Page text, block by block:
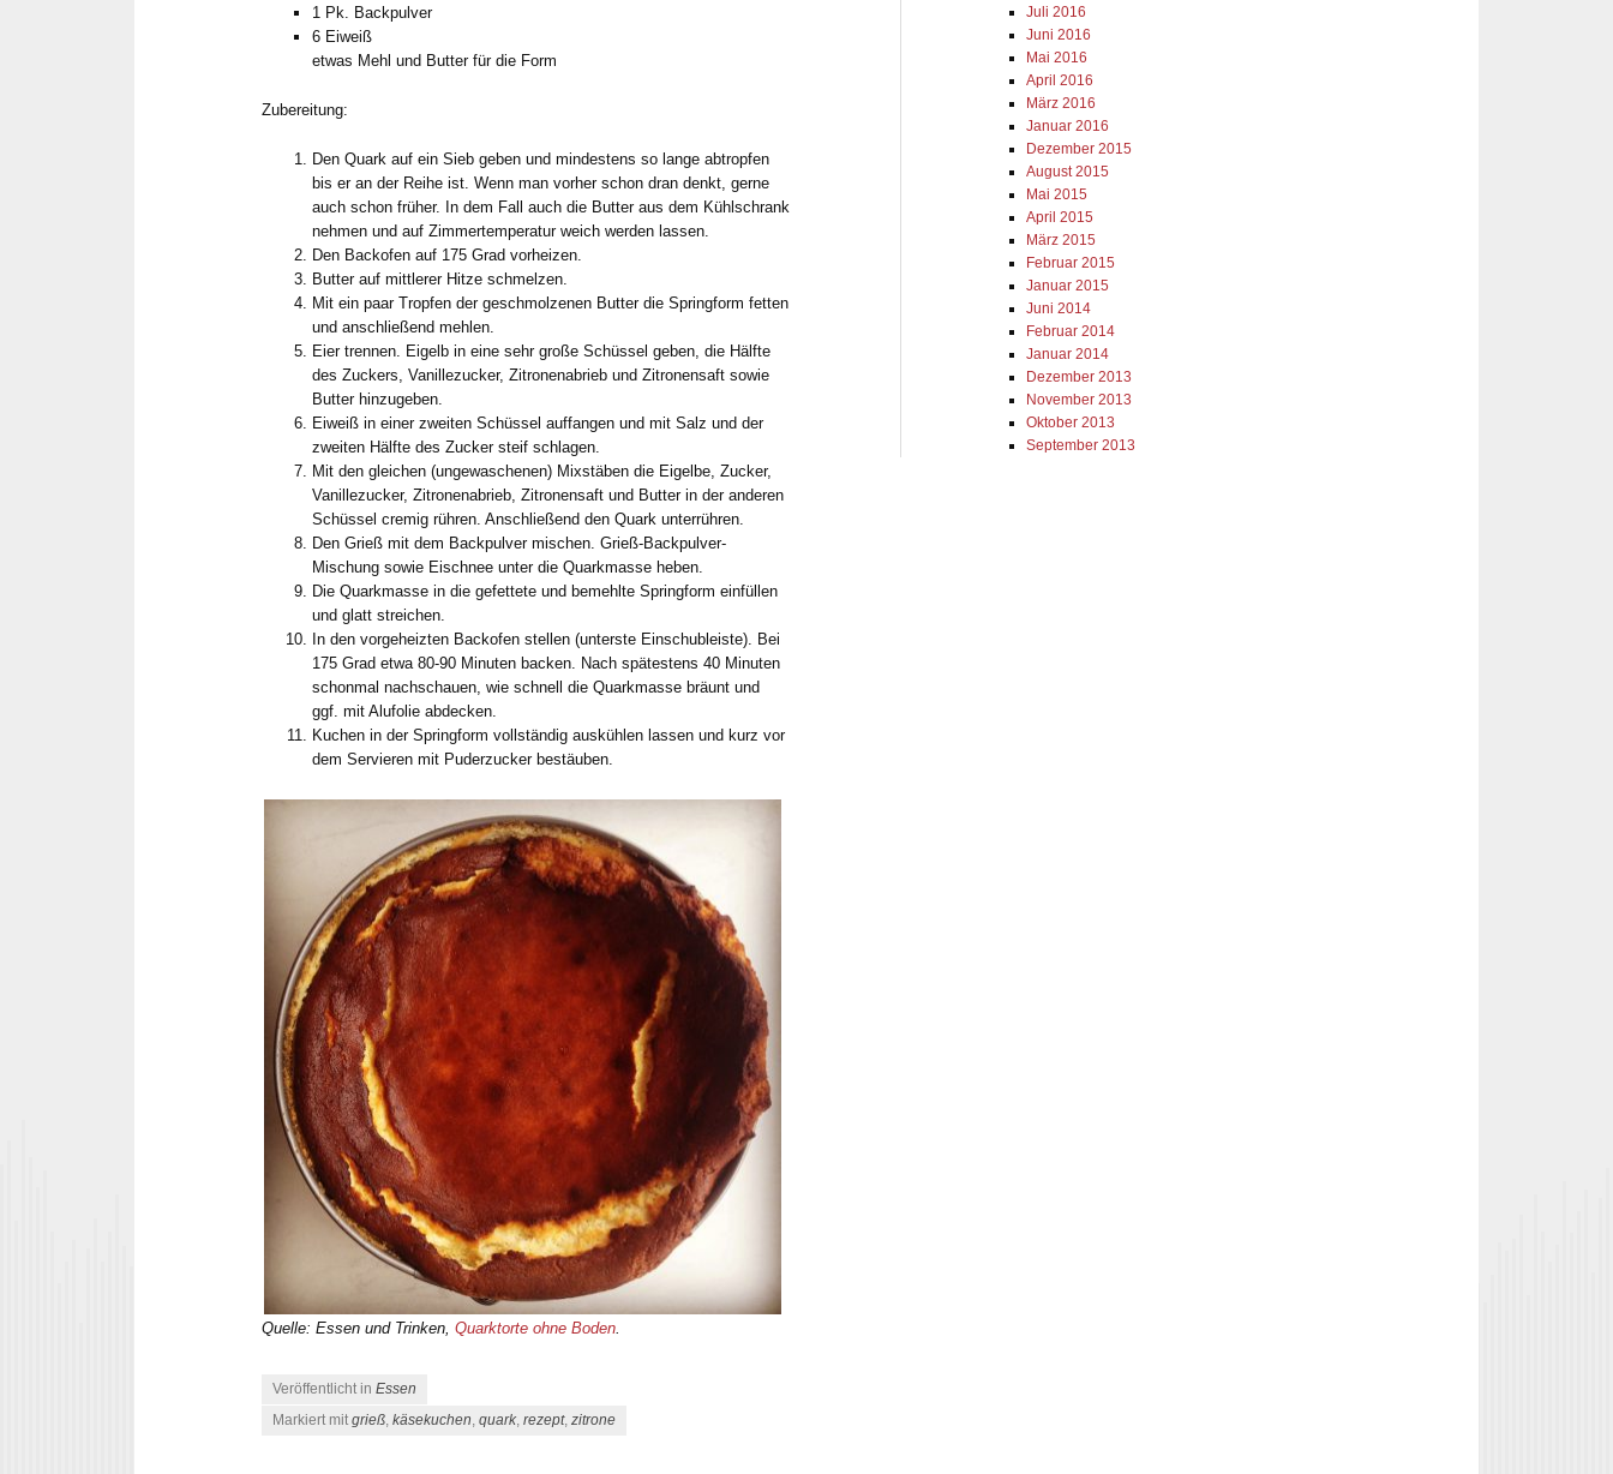
1 Pk. Backpulver
6 Eiweiß
etwas Mehl und Butter für die Form
Zubereitung:
Den Quark auf ein Sieb geben und mindestens so lange abtropfen
bis er an der Reihe ist. Wenn man vorher schon dran denkt, gerne
auch schon früher. In dem Fall auch die Butter aus dem Kühlschrank
nehmen und auf Zimmertemperatur weich werden lassen.
Den Backofen auf 175 Grad vorheizen.
Butter auf mittlerer Hitze schmelzen.
Mit ein paar Tropfen der geschmolzenen Butter die Springform fetten
und anschließend mehlen.
Eier trennen. Eigelb in eine sehr große Schüssel geben, die Hälfte
des Zuckers, Vanillezucker, Zitronenabrieb und Zitronensaft sowie
Butter hinzugeben.
Eiweiß in einer zweiten Schüssel auffangen und mit Salz und der
zweiten Hälfte des Zucker steif schlagen.
Mit den gleichen (ungewaschenen) Mixstäben die Eigelbe, Zucker,
Vanillezucker, Zitronenabrieb, Zitronensaft und Butter in der anderen
Schüssel cremig rühren. Anschließend den Quark unterrühren.
Den Grieß mit dem Backpulver mischen. Grieß-Backpulver-
Mischung sowie Eischnee unter die Quarkmasse heben.
Die Quarkmasse in die gefettete und bemehlte Springform einfüllen
und glatt streichen.
In den vorgeheizten Backofen stellen (unterste Einschubleiste). Bei
175 Grad etwa 80-90 Minuten backen. Nach spätestens 40 Minuten
schonmal nachschauen, wie schnell die Quarkmasse bräunt und
ggf. mit Alufolie abdecken.
Kuchen in der Springform vollständig auskühlen lassen und kurz vor
dem Servieren mit Puderzucker bestäuben.
Quelle: Essen und Trinken, Quarktorte ohne Boden
Veröffentlicht in Essen
Markiert mitgrieß, käsekuchen, quark, rezept, zitrone
Juli 2016
Juni 2016
Mai 2016
April 2016
März 2016
Januar 2016
Dezember 2015
August 2015
Mai 2015
April 2015
März 2015
Februar 2015
Januar 2015
Juni 2014
Februar 2014
Januar 2014
Dezember 2013
November 2013
Oktober 2013
September 2013